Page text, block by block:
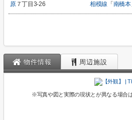
原７丁目3-26
相模線 「 南橋本
物件情報 周辺施設
※写真や図と実際の現状とが異なる場合